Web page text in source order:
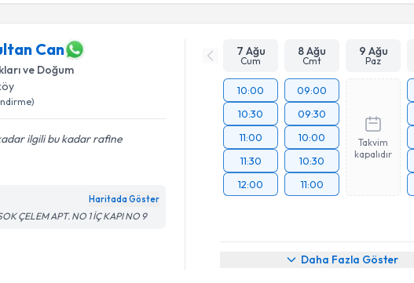
Can
ve Doğum
ilgili bu kadar rafine
Haritada Göster
ÇELEM APT. NO 1 İÇ KAPI NO 9
7 Ağu
Cum
8 Ağu
Cmt
9 Ağu
Paz
10:00
10:30
11:00
11:30
12:00
09:00
09:30
10:00
10:30
11:00
Takvim
kapalıdır
Daha Fazla Göster